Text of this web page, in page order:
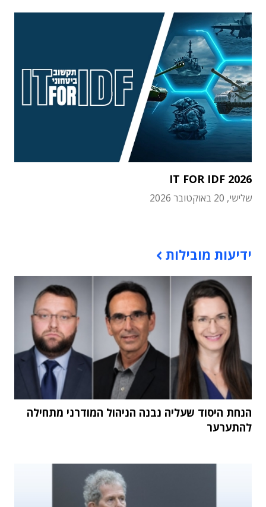
IT FOR IDF 2026
שלישי, 20 באוקטובר 2026
ידיעות מובילות
הנחת היסוד שעליה נבנה הניהול המודרני מתחילה
להתערער